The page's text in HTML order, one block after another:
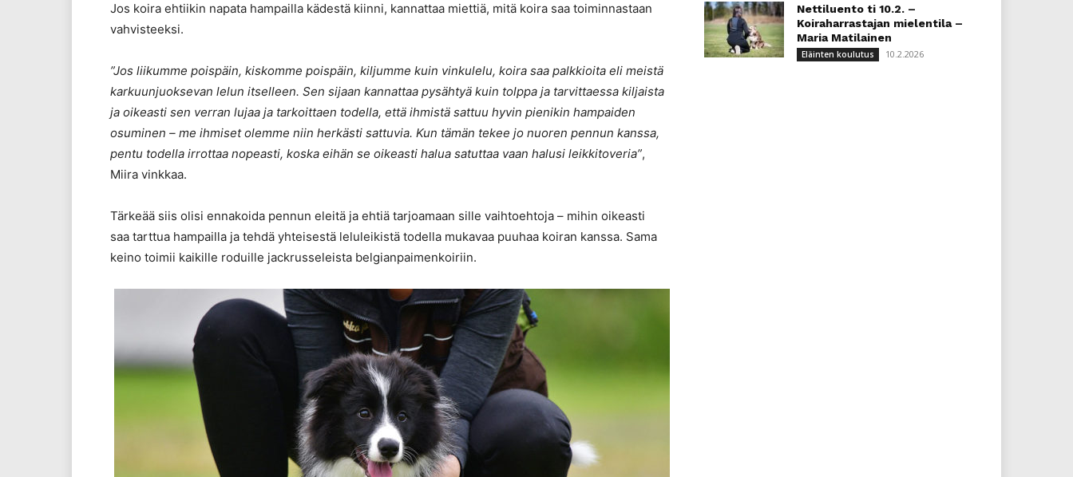
Jos koira ehtiikin napata hampailla kädestä kiinni, kannattaa miettiä, mitä koira saa toiminnastaan
vahvisteeksi.
”Jos liikumme poispäin, kiskomme poispäin, kiljumme kuin vinkulelu, koira saa palkkioita eli meistä
karkuunjuoksevan lelun itselleen. Sen sijaan kannattaa pysähtyä kuin tolppa ja tarvittaessa kiljaista
ja oikeasti sen verran lujaa ja tarkoittaen todella, että ihmistä sattuu hyvin pienikin hampaiden
osuminen – me ihmiset olemme niin herkästi sattuvia. Kun tämän tekee jo nuoren pennun kanssa,
pentu todella irrottaa nopeasti, koska eihän se oikeasti halua satuttaa vaan halusi leikkitoveria”,
Miira vinkkaa.
Tärkeää siis olisi ennakoida pennun eleitä ja ehtiä tarjoamaan sille vaihtoehtoja – mihin oikeasti
saa tarttua hampailla ja tehdä yhteisestä leluleikistä todella mukavaa puuhaa koiran kanssa. Sama
keino toimii kaikille roduille jackrusseleista belgianpaimenkoiriin.
Nettiluento ti 10.2. –
Koiraharrastajan mielentila –
Maria Matilainen
Eläinten koulutus 10.2.2026